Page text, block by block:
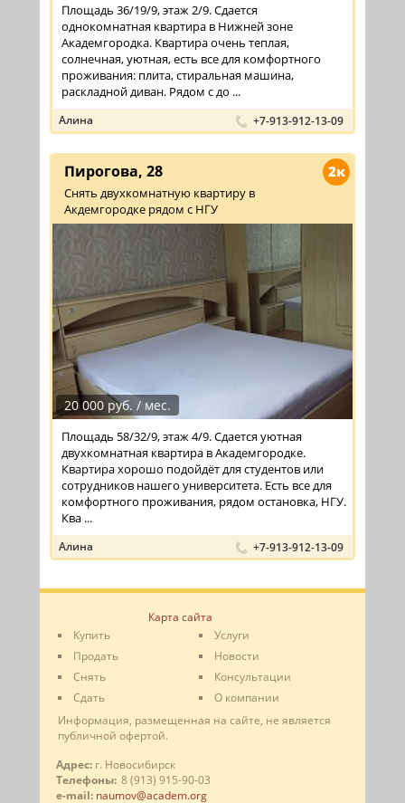
Площадь 36/19/9, этаж 2/9. Сдается
однокомнатная квартира в Нижней зоне
Академгородка. Квартира очень теплая,
солнечная, уютная, есть все для комфортного
проживания: плита, стиральная машина,
раскладной диван. Рядом с до ...
Алина +7-913-912-13-09
2к
Пирогова, 28
Снять двухкомнатную квартиру в
Акдемгородке рядом с НГУ
20 000 руб. / мес.
Площадь 58/32/9, этаж 4/9. Сдается уютная
двухкомнатная квартира в Академгородке.
Квартира хорошо подойдёт для студентов или
сотрудников нашего университета. Есть все для
комфортного проживания, рядом остановка, НГУ.
Ква ...
Алина +7-913-912-13-09
Карта сайта
Купить
Продать
Снять
Сдать
Услуги
Новости
Консультации
О компании
Информация, размещенная на сайте, не является
публичной офертой.
Адрес: г. Новосибирск
Телефоны: 8 (913) 915-90-03
e-mail: naumov@academ.org